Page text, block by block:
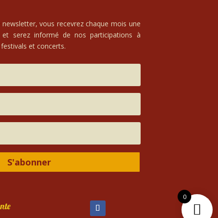
vous recevrez chaque mois une
serez informé de nos participations à
et concerts.
S'abonner
0